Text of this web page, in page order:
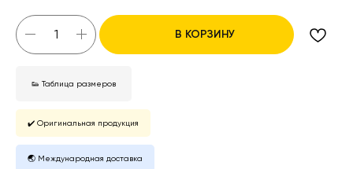
В КОРЗИНУ
👟 Таблица размеров
✔️ Оригинальная продукция
🌏 Международная доставка